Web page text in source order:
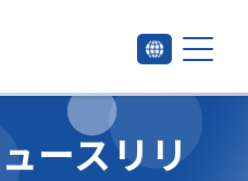
ースリリ